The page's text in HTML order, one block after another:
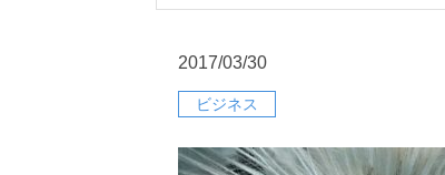
2017/03/30
ビジネス